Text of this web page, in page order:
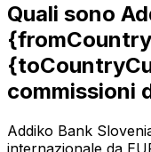
Quali sono
commissioni
Addiko Bank